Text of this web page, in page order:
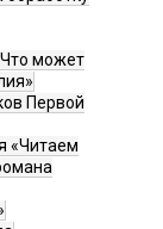
может
Первой
«Читаем